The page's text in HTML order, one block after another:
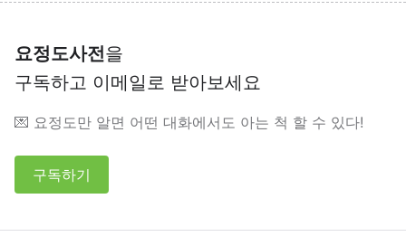
요정도사전을
구독하고 이메일로 받아보세요
💌 요정도만 알면 어떤 대화에서도 아는 척 할 수 있다!
구독하기